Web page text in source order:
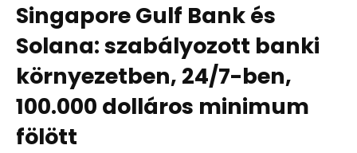
Singapore Gulf Bank és
Solana: szabályozott banki
környezetben, 24/7-ben,
100.000 dolláros minimum
fölött